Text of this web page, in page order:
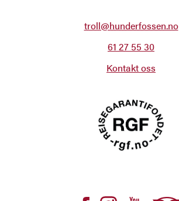
troll@hunderfossen.no
61 27 55 30
Kontakt oss